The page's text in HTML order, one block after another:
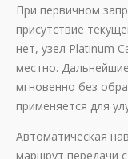
При первичном
присутствие
нет, узел Platinum
местно.
мгновенно без
применяется для
Автоматическая
маршрут передачи